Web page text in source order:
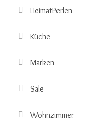
HeimatPerlen
Küche
Marken
Sale
Wohnzimmer